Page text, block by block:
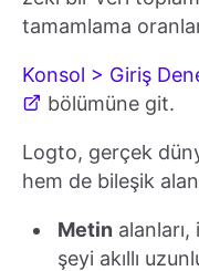
tamamlama
Konsol > Giriş
bölümüne git.
Logto, gerçek
hem de bileşik
Metin
şeyi akıllı